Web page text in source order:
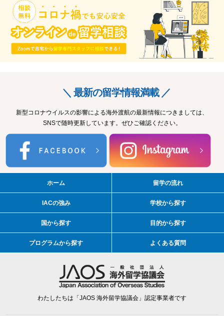
＼ 最新の留学情報満載 ／
新型コロナウイルスの影響による海外渡航の最新情報につきましては、
SNSで随時更新しています。ぜひご確認ください。
ホーム 留学の流れ
IACの強み 学校から探す
国から探す 目的から探す
プログラムから探す よくある質問
わたしたちは「JAOS 海外留学協議会」認定事業者です